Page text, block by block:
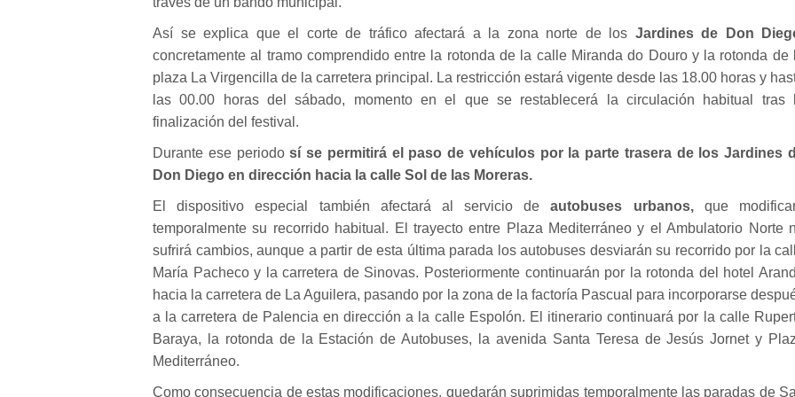
Así se explica que el corte de tráfico afectará a la zona norte de los Jardines de Don
concretamente al tramo comprendido entre la rotonda de la calle Miranda do Douro y la rotonda de
plaza La Virgencilla de la carretera principal. La restricción estará vigente desde las 18.00 horas y
las 00.00 horas del sábado, momento en el que se restablecerá la circulación habitual tras
finalización del festival.
Durante ese periodosí se permitirá el paso de vehículos por la parte trasera de los Jardines
Don Diego en dirección hacia la calle Sol de las Moreras.
El dispositivo especial también afectará al servicio deautobuses urbanos,que
temporalmente su recorrido habitual. El trayecto entre Plaza Mediterráneo y el Ambulatorio Norte
sufrirá cambios, aunque a partir de esta última parada los autobuses desviarán su recorrido por la
María Pacheco y la carretera de Sinovas. Posteriormente continuarán por la rotonda del hotel
hacia la carretera de La Aguilera, pasando por la zona de la factoría Pascual para incorporarse
a la carretera de Palencia en dirección a la calle Espolón. El itinerario continuará por la calle
Baraya, la rotonda de la Estación de Autobuses, la avenida Santa Teresa de Jesús Jornet y
Mediterráneo.
Como consecuencia de estas modificaciones, quedarán suprimidas temporalmente las paradas de